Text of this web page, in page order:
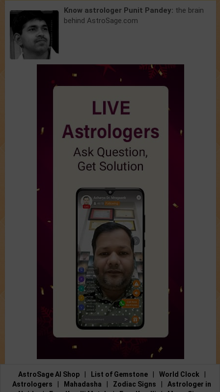
Know astrologer Punit Pandey: the brain
behind AstroSage.com
AstroSage AI Shop List of Gemstone World Clock
Astrologers
Mahadasha Zodiac Signs
Astrologer in